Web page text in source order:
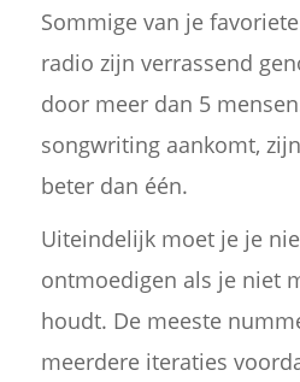
Sommige van je
radio zijn verrassend
door meer dan 5
songwriting aankomt,
beter dan één.
Uiteindelijk moet je je
ontmoedigen als je niet
houdt. De meeste
meerdere iteraties